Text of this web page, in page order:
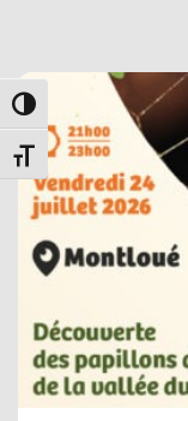
PASSER EN
CHANGER LA